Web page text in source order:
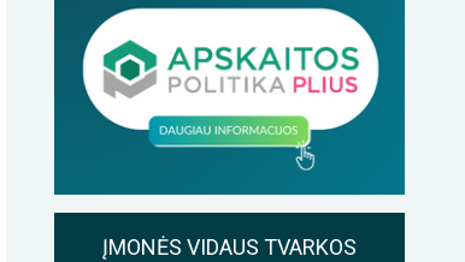
ĮMONĖS VIDAUS TVARKOS